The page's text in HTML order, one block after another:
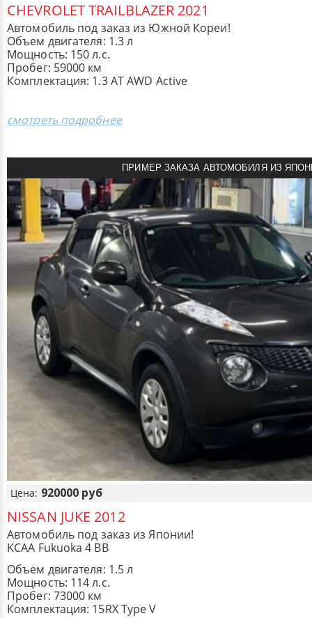
CHEVROLET TRAILBLAZER 2021
Автомобиль под заказ из Южной Кореи!
Объем двигателя: 1.3 л
Мощность: 150 л.с.
Пробег: 59000 км
Комплектация: 1.3 AT AWD Active
смотреть подробнее
ПРИМЕР ЗАКАЗА АВТОМОБИЛЯ ИЗ
Цена: 920000 руб
NISSAN JUKE 2012
Автомобиль под заказ из Японии!
KCAA Fukuoka 4 BB
Объем двигателя: 1.5 л
Мощность: 114 л.с.
Пробег: 73000 км
Комплектация: 15RX Type V